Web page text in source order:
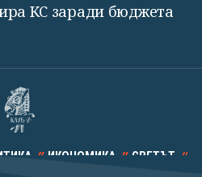
КС заради бюджета
ИКОНОМИКА СВЕТЪТ